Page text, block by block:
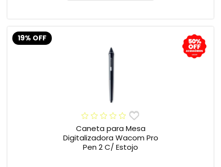
19% OFF
Caneta para Mesa
Digitalizadora Wacom Pro
Pen 2 C/ Estojo